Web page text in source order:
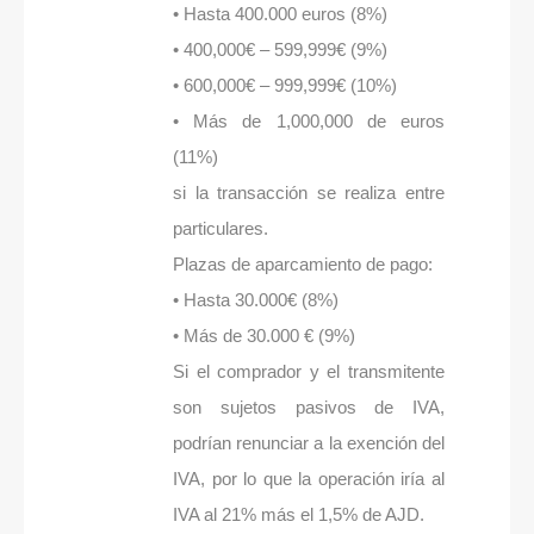
• Hasta 400.000 euros (8%)
• 400,000€ – 599,999€ (9%)
• 600,000€ – 999,999€ (10%)
• Más de 1,000,000 de euros
(11%)
si la transacción se realiza entre
particulares.
Plazas de aparcamiento de pago:
• Hasta 30.000€ (8%)
• Más de 30.000 € (9%)
Si el comprador y el transmitente
son sujetos pasivos de IVA,
podrían renunciar a la exención del
IVA, por lo que la operación iría al
IVA al 21% más el 1,5% de AJD.